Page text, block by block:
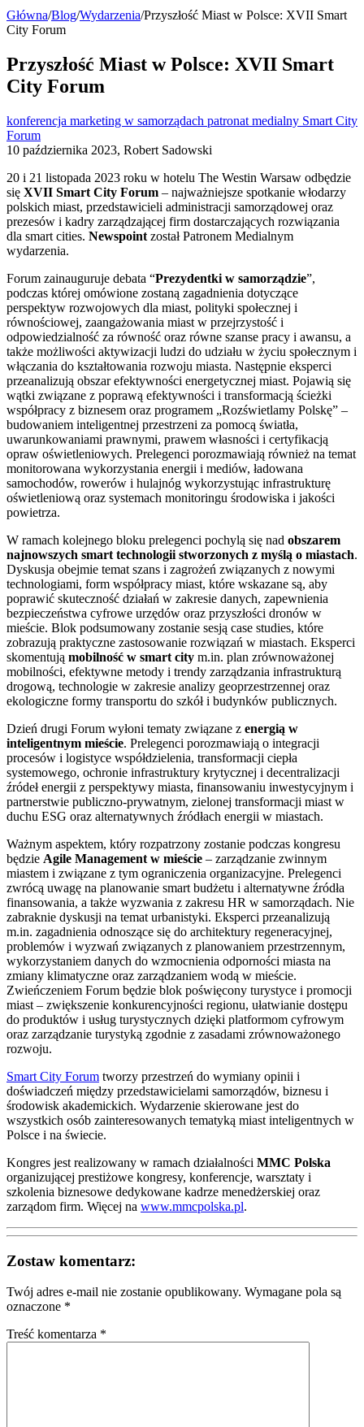
Główna/Blog/Wydarzenia/Przyszłość Miast w Polsce: XVII Smart
City Forum
Przyszłość Miast w Polsce: XVII Smart
City Forum
konferencja marketing w samorządach patronat medialny Smart City
Forum
10 października 2023, Robert Sadowski
20 i 21 listopada 2023 roku w hotelu The Westin Warsaw odbędzie
się XVII Smart City Forum – najważniejsze spotkanie włodarzy
polskich miast, przedstawicieli administracji samorządowej oraz
prezesów i kadry zarządzającej firm dostarczających rozwiązania
dla smart cities. Newspoint został Patronem Medialnym
wydarzenia.
Forum zainauguruje debata “Prezydentki w samorządzie”,
podczas której omówione zostaną zagadnienia dotyczące
perspektyw rozwojowych dla miast, polityki społecznej i
równościowej, zaangażowania miast w przejrzystość i
odpowiedzialność za równość oraz równe szanse pracy i awansu, a
także możliwości aktywizacji ludzi do udziału w życiu społecznym i
włączania do kształtowania rozwoju miasta. Następnie eksperci
przeanalizują obszar efektywności energetycznej miast. Pojawią się
wątki związane z poprawą efektywności i transformacją ścieżki
współpracy z biznesem oraz programem „Rozświetlamy Polskę” –
budowaniem inteligentnej przestrzeni za pomocą światła,
uwarunkowaniami prawnymi, prawem własności i certyfikacją
opraw oświetleniowych. Prelegenci porozmawiają również na temat
monitorowana wykorzystania energii i mediów, ładowana
samochodów, rowerów i hulajnóg wykorzystując infrastrukturę
oświetleniową oraz systemach monitoringu środowiska i jakości
powietrza.
W ramach kolejnego bloku prelegenci pochylą się nad obszarem
najnowszych smart technologii stworzonych z myślą o miastach.
Dyskusja obejmie temat szans i zagrożeń związanych z nowymi
technologiami, form współpracy miast, które wskazane są, aby
poprawić skuteczność działań w zakresie danych, zapewnienia
bezpieczeństwa cyfrowe urzędów oraz przyszłości dronów w
mieście. Blok podsumowany zostanie sesją case studies, które
zobrazują praktyczne zastosowanie rozwiązań w miastach. Eksperci
skomentują mobilność w smart city m.in. plan zrównoważonej
mobilności, efektywne metody i trendy zarządzania infrastrukturą
drogową, technologie w zakresie analizy geoprzestrzennej oraz
ekologiczne formy transportu do szkół i budynków publicznych.
Dzień drugi Forum wyłoni tematy związane z energią w
inteligentnym mieście. Prelegenci porozmawiają o integracji
procesów i logistyce współdzielenia, transformacji ciepła
systemowego, ochronie infrastruktury krytycznej i decentralizacji
źródeł energii z perspektywy miasta, finansowaniu inwestycyjnym i
partnerstwie publiczno-prywatnym, zielonej transformacji miast w
duchu ESG oraz alternatywnych źródłach energii w miastach.
Ważnym aspektem, który rozpatrzony zostanie podczas kongresu
będzie Agile Management w mieście – zarządzanie zwinnym
miastem i związane z tym ograniczenia organizacyjne. Prelegenci
zwrócą uwagę na planowanie smart budżetu i alternatywne źródła
finansowania, a także wyzwania z zakresu HR w samorządach. Nie
zabraknie dyskusji na temat urbanistyki. Eksperci przeanalizują
m.in. zagadnienia odnoszące się do architektury regeneracyjnej,
problemów i wyzwań związanych z planowaniem przestrzennym,
wykorzystaniem danych do wzmocnienia odporności miasta na
zmiany klimatyczne oraz zarządzaniem wodą w mieście.
Zwieńczeniem Forum będzie blok poświęcony turystyce i promocji
miast – zwiększenie konkurencyjności regionu, ułatwianie dostępu
do produktów i usług turystycznych dzięki platformom cyfrowym
oraz zarządzanie turystyką zgodnie z zasadami zrównoważonego
rozwoju.
Smart City Forum tworzy przestrzeń do wymiany opinii i
doświadczeń między przedstawicielami samorządów, biznesu i
środowisk akademickich. Wydarzenie skierowane jest do
wszystkich osób zainteresowanych tematyką miast inteligentnych w
Polsce i na świecie.
Kongres jest realizowany w ramach działalności MMC Polska
organizującej prestiżowe kongresy, konferencje, warsztaty i
szkolenia biznesowe dedykowane kadrze menedżerskiej oraz
zarządom firm. Więcej na www.mmcpolska.pl.
Zostaw komentarz:
Twój adres e-mail nie zostanie opublikowany. Wymagane pola są
oznaczone *
Treść komentarza *